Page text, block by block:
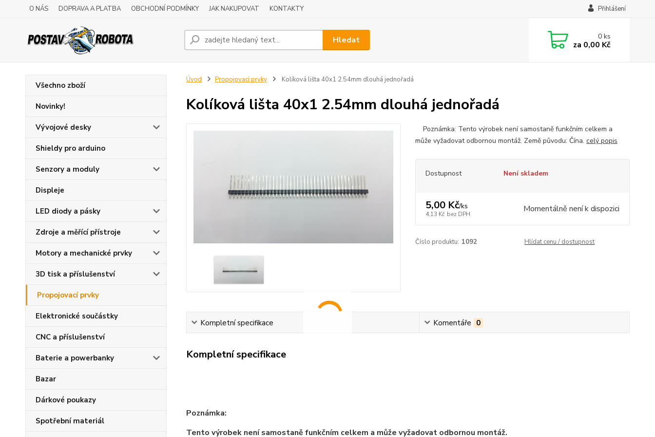
O NÁS DOPRAVA A PLATBA OBCHODNÍ PODMÍNKY JAK NAKUPOVAT KONTAKTY Přihlášení
Hledat 0ks
za 0,00 Kč
Všechno zboží
Novinky!
Vývojové desky
Shieldy pro arduino
Senzory a moduly
Displeje
LED diody a pásky
Zdroje a měřící přístroje
Motory a mechanické prvky
3D tisk a příslušenství
Propojovací prvky
Elektronické součástky
CNC a příslušenství
Baterie a powerbanky
Bazar
Dárkové poukazy
Spotřební materiál
Úvod Propojovací prvky Kolíková lišta 40x1 2.54mm dlouhá jednořadá
Kolíková lišta 40x1 2.54mm dlouhá jednořadá
Poznámka: Tento výrobek není samostaně funkčním celkem a
může vyžadovat odbornou montáž. Země původu: Čína. celý popis
Dostupnost Není skladem
5,00 Kč/ks
4,13 Kč bez DPH Momentálně není k dispozici
Číslo produktu: 1092 Hlídat cenu / dostupnost
Kompletní specifikace Komentáře 0
Kompletní specifikace
Poznámka:
Tento výrobek není samostaně funkčním celkem a může vyžadovat odbornou montáž.